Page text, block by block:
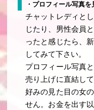
・プロフィール写真を
チャットレディと
じたり、男性会員
ったと感じたら、
してみて下さい。
プロフィール写真
売り上げに直結し
好みの見た目の女
せん。お金を出す